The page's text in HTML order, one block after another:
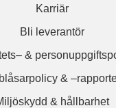
Karriär
Bli leverantör
&
&
& hållbarhet